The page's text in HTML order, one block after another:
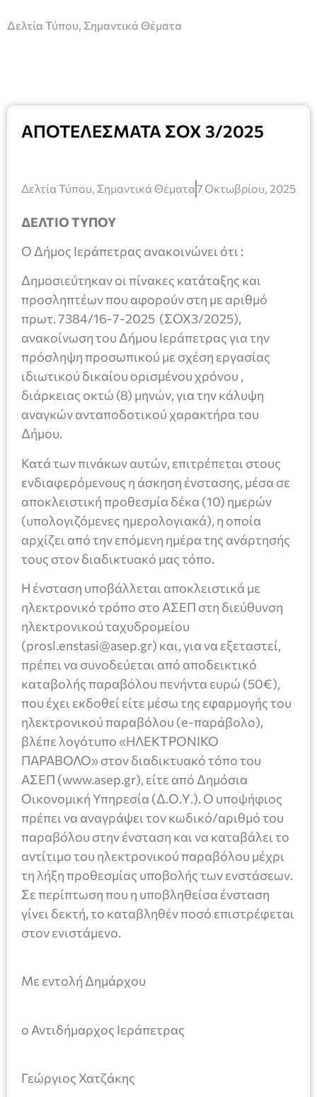
Δελτία Τύπου Σημαντικά Θέματα
ΑΠΟΤΕΛΕΣΜΑΤΑ ΣΟΧ 3/2025
Δελτία Τύπου Σημαντικά Θέματα7 Οκτωβρίου, 2025
ΔΕΛΤΙΟ ΤΥΠΟΥ
Ο Δήμος Ιεράπετρας ανακοινώνει ότι :
Δημοσιεύτηκαν οι πίνακες κατάταξης και
προσληπτέων που αφορούν στη με αριθμό
πρωτ. 7384/16-7-2025 (ΣΟΧ3/2025),
ανακοίνωση του Δήμου Ιεράπετρας για την
πρόσληψη προσωπικού με σχέση εργασίας
ιδιωτικού δικαίου ορισμένου χρόνου ,
διάρκειας οκτώ (8) μηνών, για την κάλυψη
αναγκών ανταποδοτικού χαρακτήρα του
Δήμου.
Κατά των πινάκων αυτών, επιτρέπεται στους
ενδιαφερόμενους η άσκηση ένστασης, μέσα σε
αποκλειστική προθεσμία δέκα (10) ημερών
(υπολογιζόμενες ημερολογιακά), η οποία
αρχίζει από την επόμενη ημέρα της ανάρτησής
τους στον διαδικτυακό μας τόπο.
Η ένσταση υποβάλλεται αποκλειστικά με
ηλεκτρονικό τρόπο στο ΑΣΕΠ στη διεύθυνση
ηλεκτρονικού ταχυδρομείου
(prosl.enstasi@asep.gr) και, για να εξεταστεί,
πρέπει να συνοδεύεται από αποδεικτικό
καταβολής παραβόλου πενήντα ευρώ (50€),
που έχει εκδοθεί είτε μέσω της εφαρμογής του
ηλεκτρονικού παραβόλου (e-παράβολο),
βλέπε λογότυπο «ΗΛΕΚΤΡΟΝΙΚΟ
ΠΑΡΑΒΟΛΟ» στον διαδικτυακό τόπο του
ΑΣΕΠ (www.asep.gr), είτε από Δημόσια
Οικονομική Υπηρεσία (Δ.Ο.Υ.). Ο υποψήφιος
πρέπει να αναγράψει τον κωδικό/αριθμό του
παραβόλου στην ένσταση και να καταβάλει το
αντίτιμο του ηλεκτρονικού παραβόλου μέχρι
τη λήξη προθεσμίας υποβολής των ενστάσεων.
Σε περίπτωση που η υποβληθείσα ένσταση
γίνει δεκτή, το καταβληθέν ποσό επιστρέφεται
στον ενιστάμενο.
Με εντολή Δημάρχου
ο Αντιδήμαρχος Ιεράπετρας
Γεώργιος Χατζάκης